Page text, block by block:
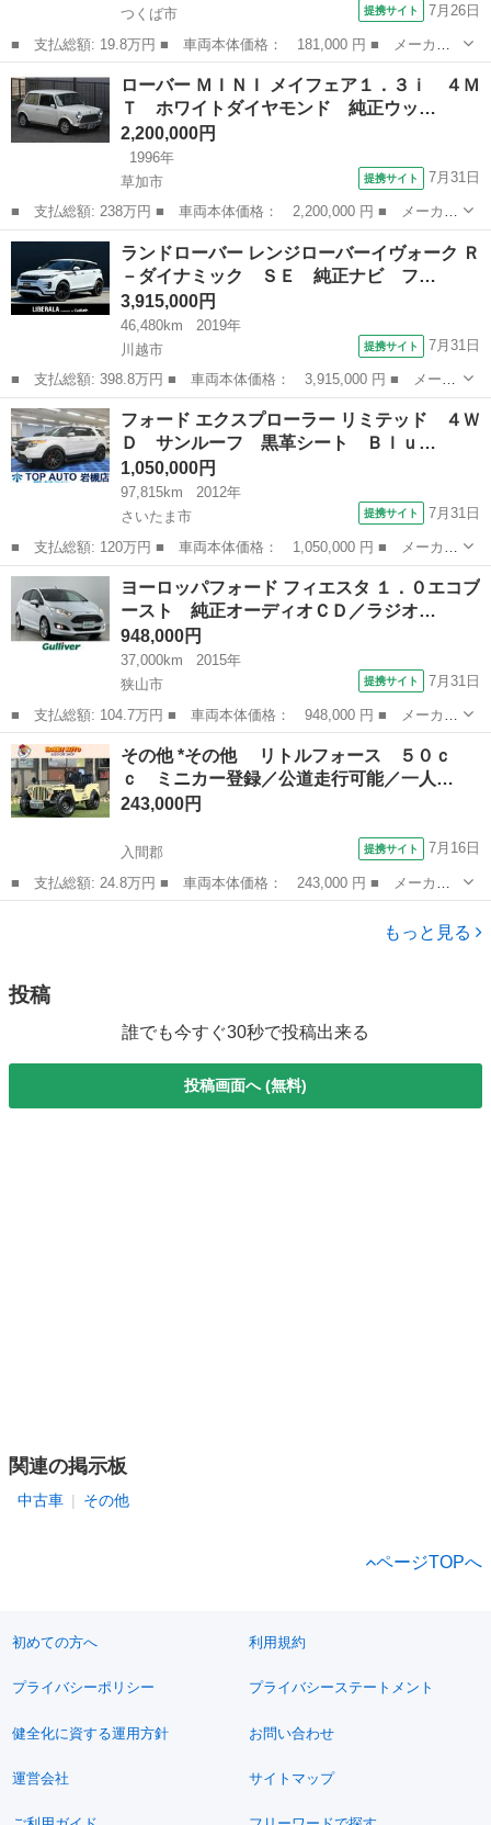
つくば市
提携サイト 7月26日
■ 支払総額: 19.8万円 ■ 車両本体価格： 181,000 円 ■ メーカー
名： シトロエン ■ 車種名： ＤＳ３ ■ グレード名： シック
純正１６インチアルミホイール／オートエアコン／キーレス／ ■ 排
気量： 1...
茨城 つくば市
ローバー ＭＩＮＩ メイフェア１．３ｉ ４Ｍ
Ｔ ホワイトダイヤモンド 純正ウッ…
2,200,000円
1996年
草加市
提携サイト 7月31日
■ 支払総額: 238万円 ■ 車両本体価格： 2,200,000 円 ■ メーカー
名： ローバー ■ 車種名： ＭＩＮＩ ■ グレード名： メイフェ
ア１．３ｉ ４ＭＴ ホワイトダイヤモンド 純正ウッドパネル 同
色オールペ...
埼玉 草加市 その他
ランドローバー レンジローバーイヴォーク Ｒ
－ダイナミック ＳＥ 純正ナビ フ…
3,915,000円
46,480km
2019年
川越市
提携サイト 7月31日
■ 支払総額: 398.8万円 ■ 車両本体価格： 3,915,000 円 ■ メーカ
ー名： ランドローバー ■ 車種名： レンジローバーイヴォーク
■ グレード名： Ｒ－ダイナミック ＳＥ 純正ナビ フルセグＴＶ
／Ｂｌｕ...
埼玉 川越市 その他
フォード エクスプローラー リミテッド ４Ｗ
Ｄ サンルーフ 黒革シート Ｂｌｕ…
1,050,000円
97,815km
2012年
さいたま市
提携サイト 7月31日
■ 支払総額: 120万円 ■ 車両本体価格： 1,050,000 円 ■ メーカー
名： フォード ■ 車種名： エクスプローラー ■ グレード名：
リミテッド ４ＷＤ サンルーフ 黒革シート Ｂｌｕｅｔｏｏｔ
ｈ 電動ゲー...
埼玉 さいたま市 その他
ヨーロッパフォード フィエスタ １．０エコブ
ースト 純正オーディオＣＤ／ラジオ…
948,000円
37,000km
2015年
狭山市
提携サイト 7月31日
■ 支払総額: 104.7万円 ■ 車両本体価格： 948,000 円 ■ メーカー
名： ヨーロッパフォード ■ 車種名： フィエスタ ■ グレード
名： １．０エコブースト 純正オーディオＣＤ／ラジオ／ＡＵＸ
レザーシート...
埼玉 狭山市 その他
その他 *その他 リトルフォース ５０ｃ
ｃ ミニカー登録／公道走行可能／一人…
243,000円
入間郡 提携サイト 7月16日
■ 支払総額: 24.8万円 ■ 車両本体価格： 243,000 円 ■ メーカー
名： その他 ■ 車種名： *その他 ■ グレード名： リトルフォ
ース ５０ｃｃ ミニカー登録／公道走行可能／一人乗り／普通免許
もっと見る
投稿
誰でも今すぐ30秒で投稿出来る
投稿画面へ (無料)
関連の掲示板
中古車 その他
ページTOPへ
初めての方へ 利用規約
プライバシーポリシー プライバシーステートメント
健全化に資する運用方針 お問い合わせ
運営会社 サイトマップ